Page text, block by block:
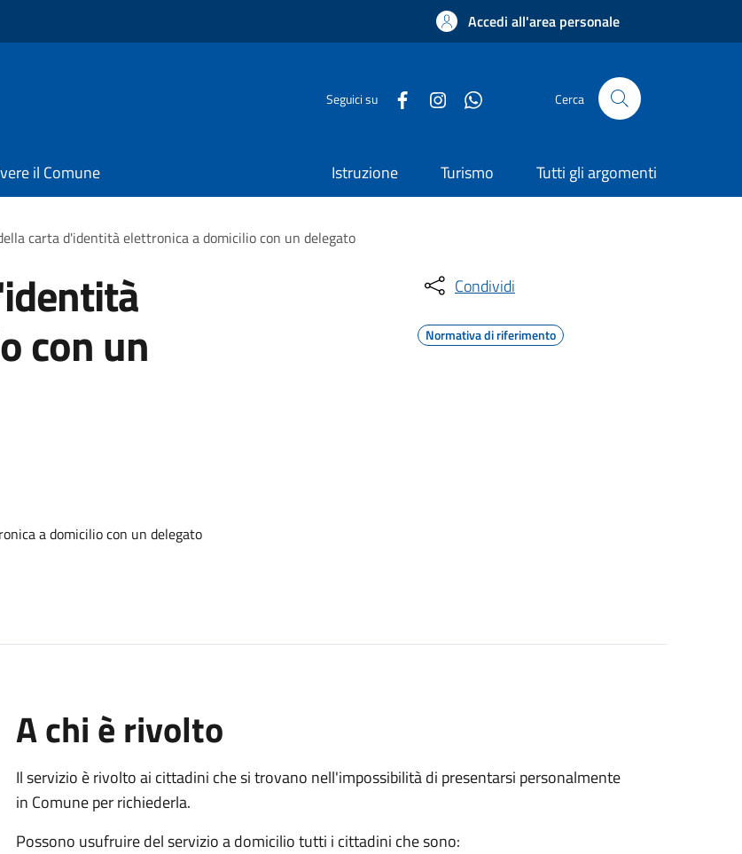
Accedi all'area personale
Seguici su Cerca
il Comune Istruzione Turismo Tutti gli argomenti
carta d'identità elettronica a domicilio con un delegato
con un
a domicilio con un delegato
Condividi
Normativa di riferimento
A chi è rivolto
Il servizio è rivolto ai cittadini che si trovano nell'impossibilità di presentarsi personalmente
in Comune per richiederla.
Possono usufruire del servizio a domicilio tutti i cittadini che sono: